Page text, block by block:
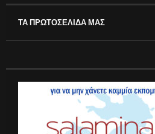
ΤΑ ΠΡΩΤΟΣΕΛΙΔΑ ΜΑΣ